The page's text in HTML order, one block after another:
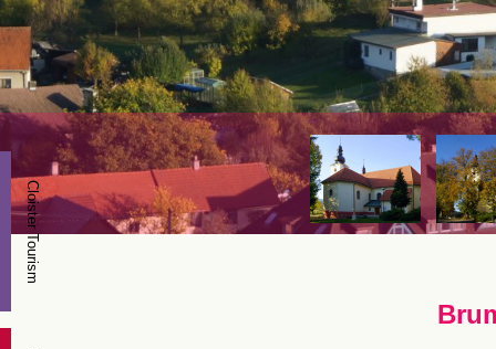
Cloister Tourism